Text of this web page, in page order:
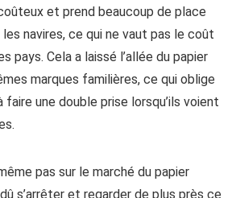
et prend beaucoup de place
navires, ce qui ne vaut pas le coût
pays. Cela a laissé l’allée du papier
marques familières, ce qui oblige
une double prise lorsqu’ils voient
pas sur le marché du papier
s’arrêter et regarder de plus près ce